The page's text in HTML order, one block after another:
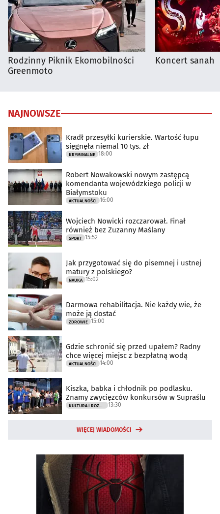
Rodzinny Piknik Ekomobilności
Greenmoto
Koncert sanah
NAJNOWSZE
Kradł przesyłki kurierskie. Wartość łupu
sięgnęła niemal 10 tys. zł
KRYMINALNE 18:00
Robert Nowakowski nowym zastępcą
komendanta wojewódzkiego policji w
Białymstoku
AKTUALNOŚCI 16:00
Wojciech Nowicki rozczarował. Finał
również bez Zuzanny Maślany
SPORT 15:52
Jak przygotować się do pisemnej i ustnej
matury z polskiego?
NAUKA 15:02
Darmowa rehabilitacja. Nie każdy wie, że
może ją dostać
ZDROWIE 15:00
Gdzie schronić się przed upałem? Radny
chce więcej miejsc z bezpłatną wodą
AKTUALNOŚCI 14:00
Kiszka, babka i chłodnik po podlasku.
Znamy zwycięzców konkursów w Supraślu
13:30
WIĘCEJ WIADOMOŚCI